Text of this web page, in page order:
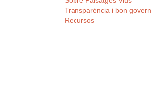
Transparència i bon govern
Recursos